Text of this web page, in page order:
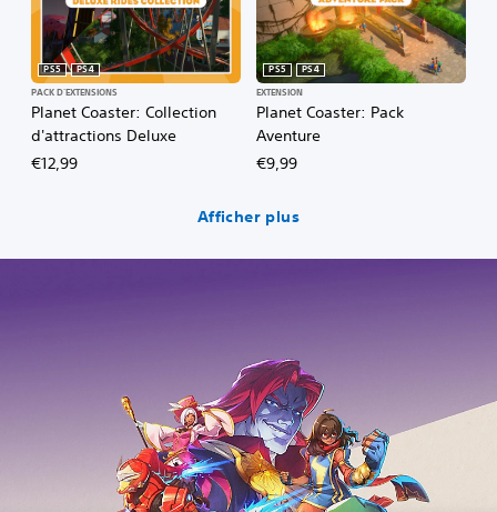
Planet Coaster: Collection
d'attractions Deluxe
PS5
PS4
PACK D'EXTENSIONS
€12,99
Planet Coaster: Pack
Aventure
PS5
PS4
EXTENSION
€9,99
Afficher plus